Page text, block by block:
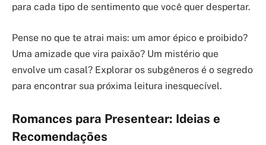
para cada tipo de sentimento que você quer despertar.
Pense no que te atrai mais: um amor épico e proibido?
Uma amizade que vira paixão? Um mistério que
envolve um casal? Explorar os subgêneros é o segredo
para encontrar sua próxima leitura inesquecível.
Romances para Presentear: Ideias e
Recomendações